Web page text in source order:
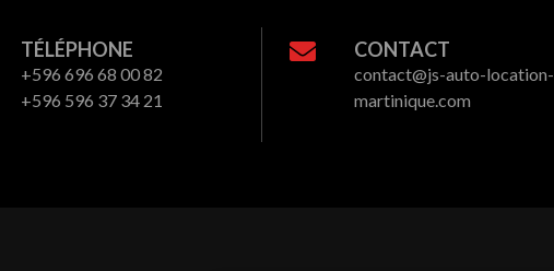
TÉLÉPHONE
+596 696 68 00 82
+596 596 37 34 21
CONTACT
contact@js-auto-location-
martinique.com